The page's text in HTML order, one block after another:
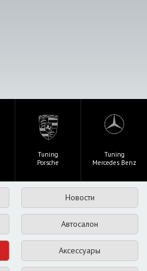
Tuning
Porsche
Tuning
Mercedes Benz
Новости
Автосалон
Аксессуары